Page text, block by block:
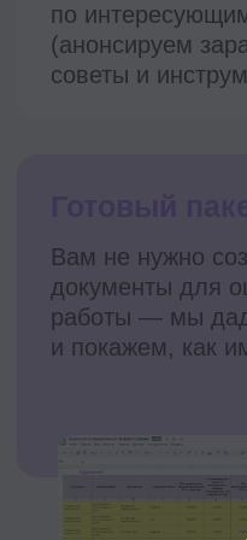
Образовательная лицензия
получите удостоверение
квалификации.
Подтверждение
Для начальства
Для резюме